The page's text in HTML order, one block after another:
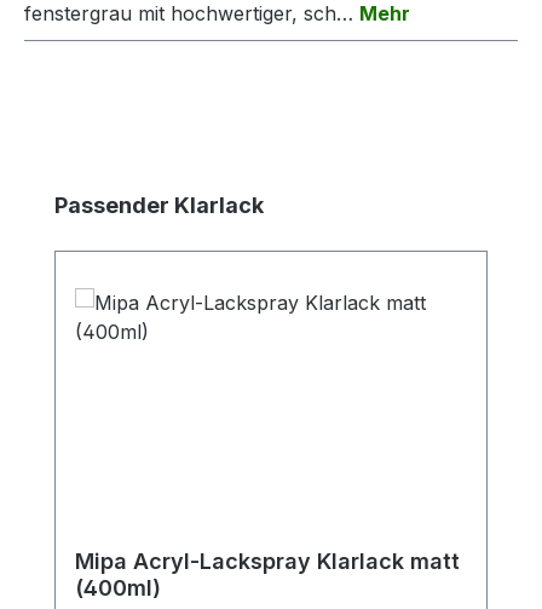
fenstergrau mit hochwertiger, sch… Mehr
Produktgalerie überspringen
Passender Klarlack
Mipa Acryl-Lackspray Klarlack matt
(400ml)